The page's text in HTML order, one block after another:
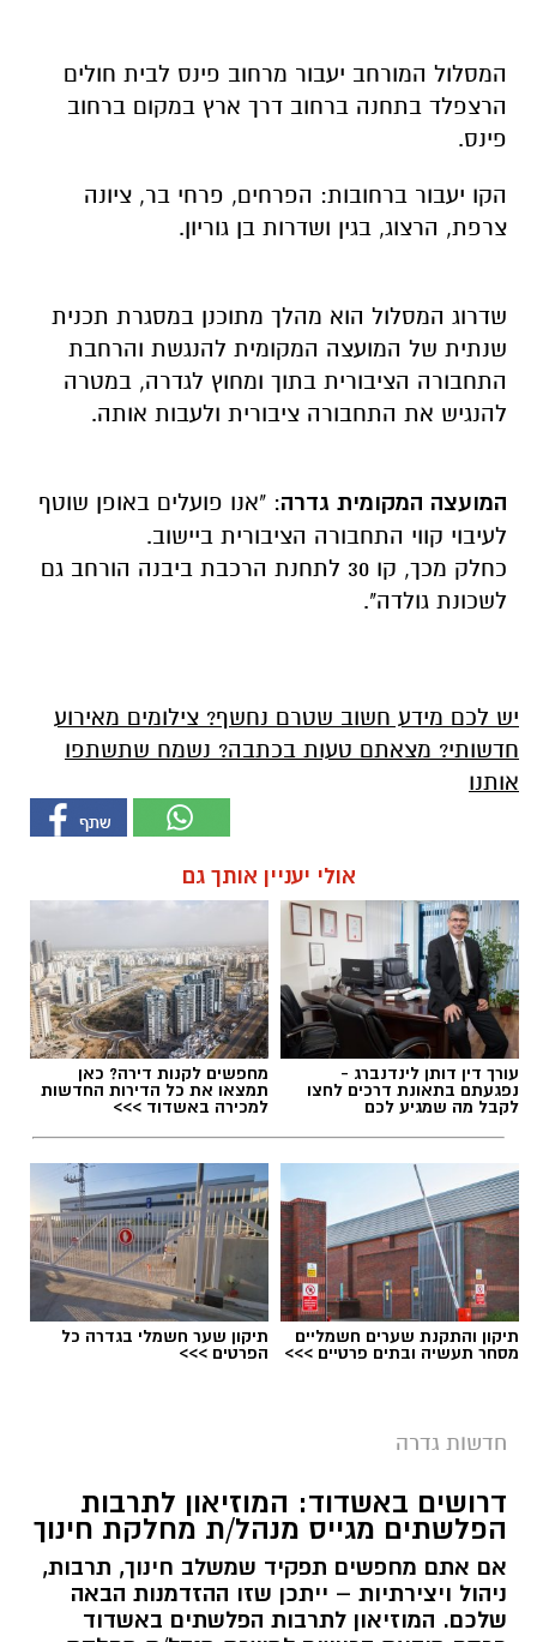
המסלול המורחב יעבור מרחוב פינס לבית חולים
הרצפלד בתחנה ברחוב דרך ארץ במקום ברחוב
פינס.
הקו יעבור ברחובות: הפרחים, פרחי בר, ציונה
צרפת, הרצוג, בגין ושדרות בן גוריון.
שדרוג המסלול הוא מהלך מתוכנן במסגרת תכנית
שנתית של המועצה המקומית להנגשת והרחבת
התחבורה הציבורית בתוך ומחוץ לגדרה, במטרה
להנגיש את התחבורה ציבורית ולעבות אותה.
המועצה המקומית גדרה: "אנו פועלים באופן שוטף
לעיבוי קווי התחבורה הציבורית ביישוב.
כחלק מכך, קו 30 לתחנת הרכבת ביבנה הורחב גם
לשכונת גולדה".
יש לכם מידע חשוב שטרם נחשף? צילומים מאירוע
חדשותי? מצאתם טעות בכתבה? נשמח שתשתפו
אותנו
אולי יעניין אותך גם
עורך דין דותן לינדנברג -
נפגעתם בתאונת דרכים לחצו
לקבל מה שמגיע לכם
מחפשים לקנות דירה? כאן
תמצאו את כל הדירות החדשות
למכירה באשדוד >>>
תיקון והתקנת שערים חשמליים
מסחר תעשיה ובתים פרטיים >>>
תיקון שער חשמלי בגדרה כל
הפרטים >>>
חדשות גדרה
דרושים באשדוד: המוזיאון לתרבות
הפלשתים מגייס מנהל/ת מחלקת חינוך
אם אתם מחפשים תפקיד שמשלב חינוך, תרבות,
ניהול ויצירתיות – ייתכן שזו ההזדמנות הבאה
שלכם. המוזיאון לתרבות הפלשתים באשדוד